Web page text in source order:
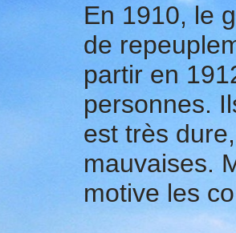
En 1910, le
de
partir en
personnes.
est très
mauvaises.
motive les